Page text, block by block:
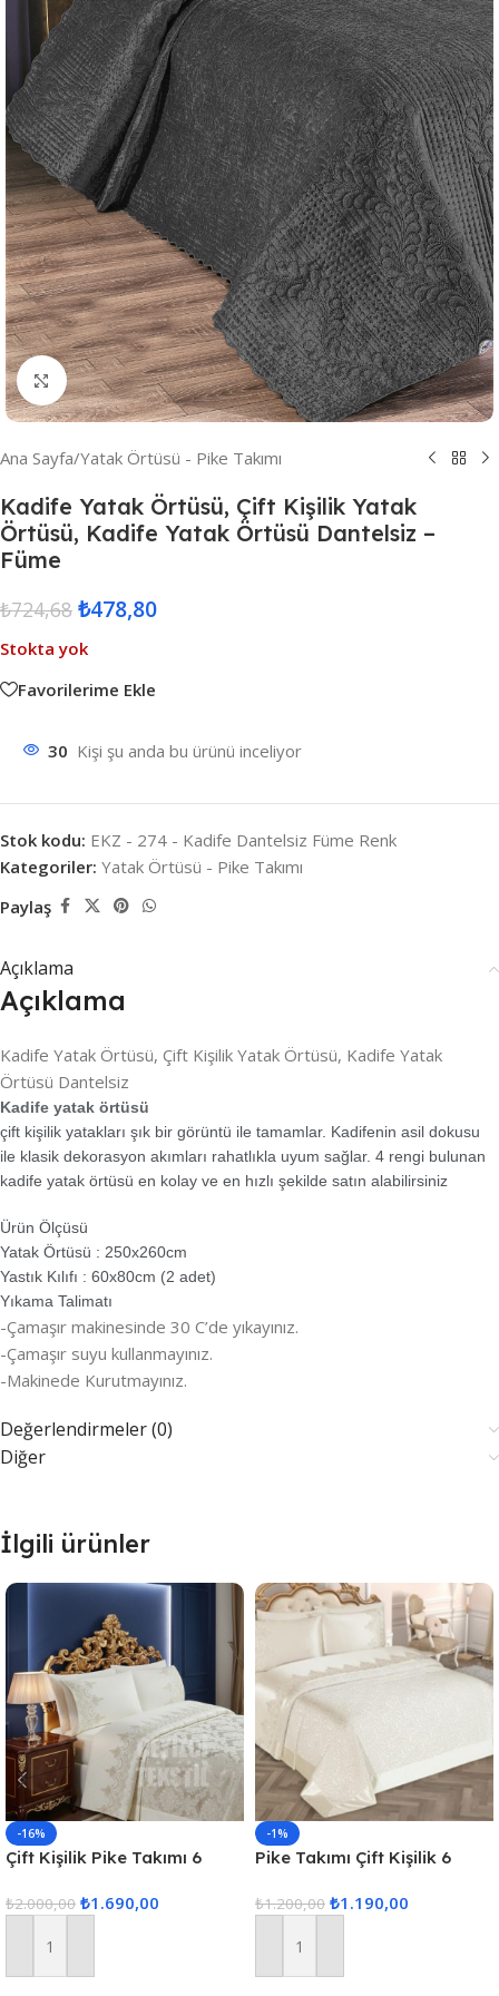
Resmi Büyüt
Ana Sayfa/Yatak Örtüsü - Pike Takımı
Kadife Yatak Örtüsü, Çift Kişilik Yatak
Örtüsü, Kadife Yatak Örtüsü Dantelsiz –
Füme
₺724,68 ₺478,80
Stokta yok
Favorilerime Ekle
30 Kişi şu anda bu ürünü inceliyor
Stok kodu: EKZ - 274 - Kadife Dantelsiz Füme Renk
Kategoriler: Yatak Örtüsü - Pike Takımı
Paylaş
Açıklama
Açıklama
Kadife Yatak Örtüsü, Çift Kişilik Yatak Örtüsü, Kadife Yatak
Örtüsü Dantelsiz
Kadife yatak örtüsü
çift kişilik yatakları şık bir görüntü ile tamamlar. Kadifenin asil dokusu
ile klasik dekorasyon akımları rahatlıkla uyum sağlar. 4 rengi bulunan
kadife yatak örtüsü en kolay ve en hızlı şekilde satın alabilirsiniz
Ürün Ölçüsü
Yatak Örtüsü : 250x260cm
Yastık Kılıfı : 60x80cm (2 adet)
Yıkama Talimatı
-Çamaşır makinesinde 30 C’de yıkayınız.
-Çamaşır suyu kullanmayınız.
-Makinede Kurutmayınız.
Değerlendirmeler (0)
Diğer
İlgili ürünler
-16%
Çift Kişilik Pike Takımı 6
₺2.000,00 ₺1.690,00
Sepete Ekle
-1%
Pike Takımı Çift Kişilik 6
₺1.200,00 ₺1.190,00
Sepete Ekle